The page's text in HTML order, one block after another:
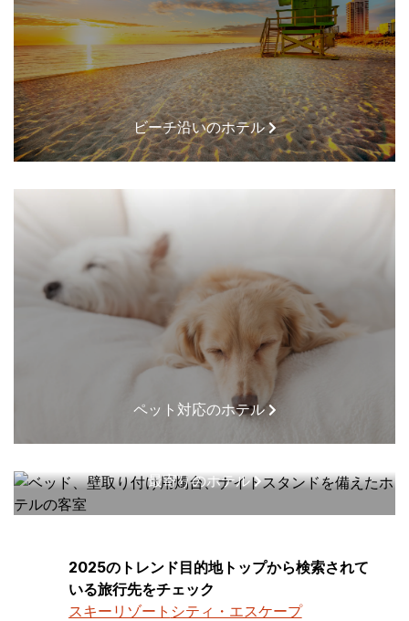
ビーチ沿いのホテル
ペット対応のホテル
最寄りのホテル
2025のトレンド目的地トップから検索されて
いる旅行先をチェック
スキーリゾート シティ・エスケープ